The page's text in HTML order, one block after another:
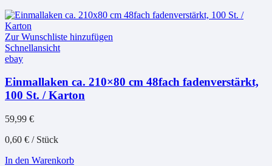
Zur Wunschliste hinzufügen
Schnellansicht
ebay
Einmallaken ca. 210×80 cm 48fach fadenverstärkt,
100 St. / Karton
59,99 €
0,60 € / Stück
In den Warenkorb